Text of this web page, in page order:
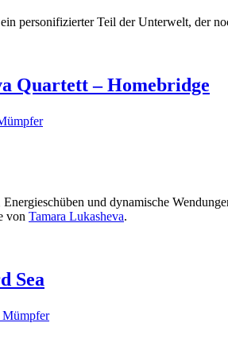
personifizierter Teil der Unterwelt, der
Quartett – Homebridge
und dynamische
von Tamara Lukasheva.
Sea